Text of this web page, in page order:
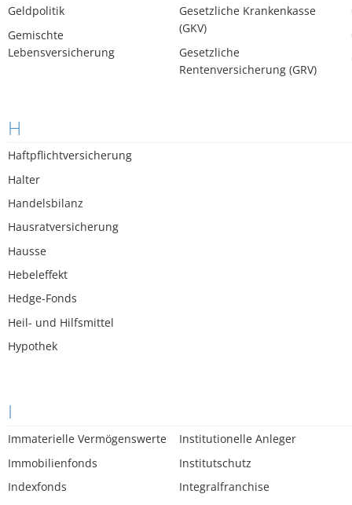
Geldpolitik
Gemischte
Lebensversicherung
Gesetzliche Krankenkasse
(GKV)
Gesetzliche
Rentenversicherung (GRV)
H
Haftpflichtversicherung
Halter
Handelsbilanz
Hausratversicherung
Hausse
Hebeleffekt
Hedge-Fonds
Heil- und Hilfsmittel
Hypothek
I
Immaterielle Vermögenswerte
Immobilienfonds
Indexfonds
Institutionelle Anleger
Institutschutz
Integralfranchise